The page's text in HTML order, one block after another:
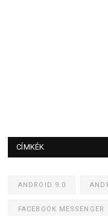
CÍMKÉK
ANDROID 9.0
FACEBOOK MESSENGER